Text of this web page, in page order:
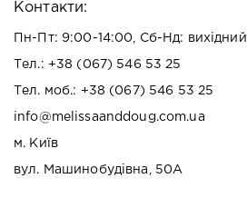
Контакти:
Пн-Пт: 9:00-14:00, Сб-Нд: вихідний
Тел.: +38 (067) 546 53 25
Тел. моб.: +38 (067) 546 53 25
info@melissaanddoug.com.ua
м. Київ
вул. Машинобудівна, 50А